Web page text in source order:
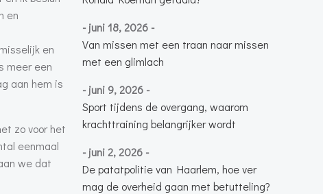
en
en
meer een
aan hem is
zo voor het
eenmaal
we dat
- juni 18, 2026 -
Van missen met een traan naar missen
met een glimlach
- juni 9, 2026 -
Sport tijdens de overgang, waarom
krachttraining belangrijker wordt
- juni 2, 2026 -
De patatpolitie van Haarlem, hoe ver
mag de overheid gaan met betutteling?